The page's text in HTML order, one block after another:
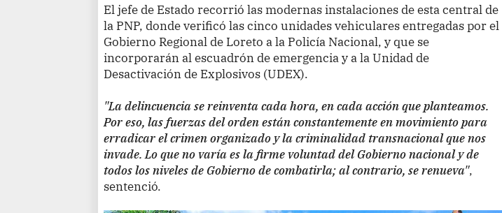
El jefe de Estado recorrió las modernas instalaciones de esta central de
la PNP, donde verificó las cinco unidades vehiculares entregadas por el
Gobierno Regional de Loreto a la Policía Nacional, y que se
incorporarán al escuadrón de emergencia y a la Unidad de
Desactivación de Explosivos (UDEX).
"La delincuencia se reinventa cada hora, en cada acción que planteamos.
Por eso, las fuerzas del orden están constantemente en movimiento para
erradicar el crimen organizado y la criminalidad transnacional que nos
invade. Lo que no varía es la firme voluntad del Gobierno nacional y de
todos los niveles de Gobierno de combatirla; al contrario, se renueva",
sentenció.